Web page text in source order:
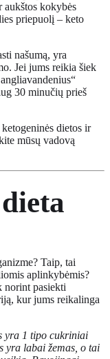
aukštos kokybės
priepuolį – keto
našumą, yra
Jei jums reikia šiek
30 minučių prieš
dietos ir
mūsų vadovą
Taip, tai
aplinkybėmis?
norint pasiekti
kur jums reikalinga
yra 1 tipo cukriniai
yra labai žemas, o tai